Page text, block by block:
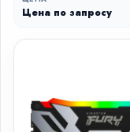
Цена по запросу